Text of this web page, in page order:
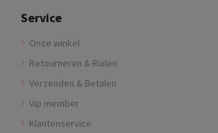
Service
Onze winkel
Retourneren & Ruilen
Verzenden & Betalen
Vip member
Klantenservice